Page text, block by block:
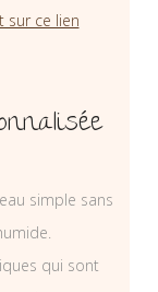
sur ce lien
simple sans
qui sont